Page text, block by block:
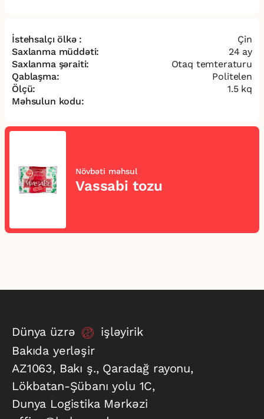
İstehsalçı ölkə :
Çin
Saxlanma müddəti:
24 ay
Saxlanma şəraiti:
Otaq temteraturu
Qablaşma:
Politelen
Ölçü:
1.5 kq
Məhsulun kodu:
Növbəti məhsul
Vassabi tozu
Dünya üzrə
işləyirik
Bakıda yerləşir
AZ1063, Bakı ş., Qaradağ rayonu,
Lökbatan-Şübanı yolu 1C,
Dunya Logistika Mərkəzi